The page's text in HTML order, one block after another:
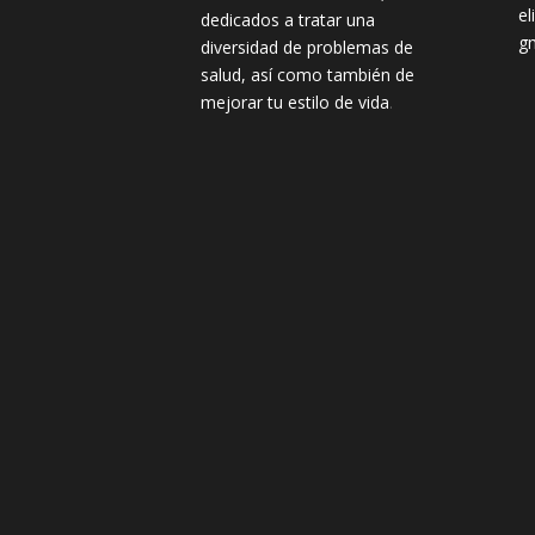
dedicados a tratar una
diversidad de problemas de
salud, así como también de
mejorar tu estilo de vida.